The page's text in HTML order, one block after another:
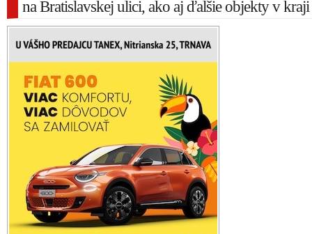
na Bratislavskej ulici, ako aj ďalšie objekty v kraji